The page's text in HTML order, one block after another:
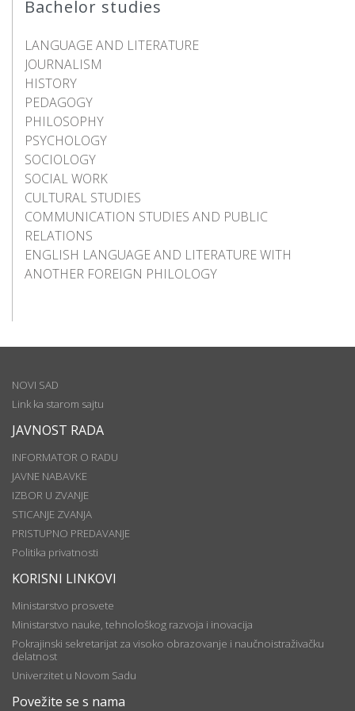
Bachelor studies
LANGUAGE AND LITERATURE
JOURNALISM
HISTORY
PEDAGOGY
PHILOSOPHY
PSYCHOLOGY
SOCIOLOGY
SOCIAL WORK
CULTURAL STUDIES
COMMUNICATION STUDIES AND PUBLIC
RELATIONS
ENGLISH LANGUAGE AND LITERATURE WITH
ANOTHER FOREIGN PHILOLOGY
NOVI SAD
Link ka starom sajtu
JAVNOST RADA
INFORMATOR O RADU
JAVNE NABAVKE
IZBOR U ZVANJE
STICANJE ZVANJA
PRISTUPNO PREDAVANJE
Politika privatnosti
KORISNI LINKOVI
Ministarstvo prosvete
Ministarstvo nauke, tehnološkog razvoja i inovacija
Pokrajinski sekretarijat za visoko obrazovanje i naučnoistraživačku
delatnost
Univerzitet u Novom Sadu
Povežite se s nama